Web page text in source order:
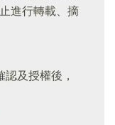
進行轉載、摘
認及授權後，